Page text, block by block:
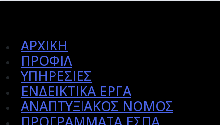
ΑΡΧΙΚΗ
ΠΡΟΦΙΛ
ΥΠΗΡΕΣΙΕΣ
ΕΝΔΕΙΚΤΙΚΑ ΕΡΓΑ
ΑΝΑΠΤΥΞΙΑΚΟΣ ΝΟΜΟΣ
ΠΡΟΓΡΑΜΜΑΤΑ ΕΣΠΑ